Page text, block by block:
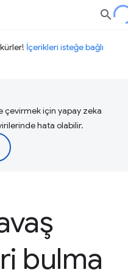
İçerikleri isteğe bağlı
çevirmek için yapay zeka
hata olabilir.
bulma